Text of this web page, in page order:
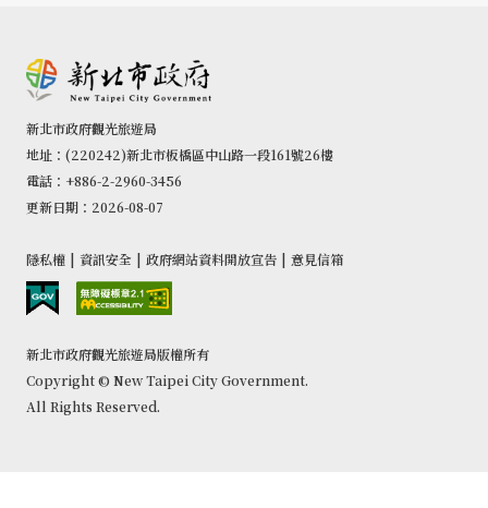
新北市政府觀光旅遊局
地址：(220242)新北市板橋區中山路一段161號26樓
電話：+886-2-2960-3456
更新日期：2026-08-07
隱私權 資訊安全 政府網站資料開放宣告 意見信箱
新北市政府觀光旅遊局版權所有
Copyright © New Taipei City Government.
All Rights Reserved.